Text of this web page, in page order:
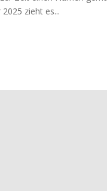
zieht es...